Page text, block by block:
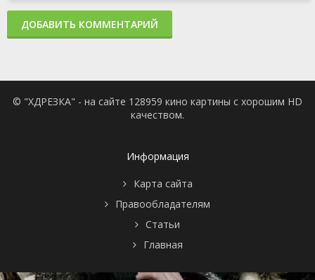
ДОБАВИТЬ КОММЕНТАРИЙ
© "ХДРЕЗКА" - на сайте 128959 кино картины с хорошим HD
качеством.
Информация
Карта сайта
Правообладателям
Статьи
Главная